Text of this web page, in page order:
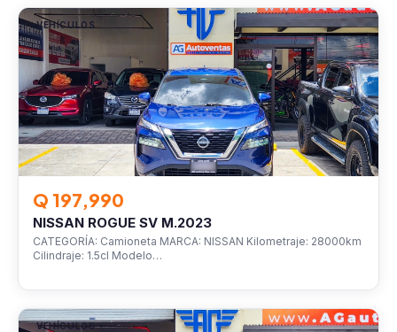
VEHÍCULOS
Q 197,990
NISSAN ROGUE SV M.2023
CATEGORÍA: Camioneta MARCA: NISSAN Kilometraje: 28000km
Cilindraje: 1.5cl Modelo…
VEHÍCULOS